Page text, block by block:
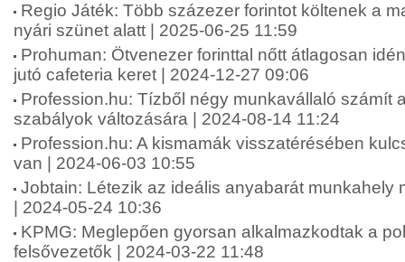
Regio Játék: Több százezer forintot költenek a
nyári szünet alatt | 2025-06-25 11:59
Prohuman: Ötvenezer forinttal nőtt átlagosan
jutó cafeteria keret | 2024-12-27 09:06
Profession.hu: Tízből négy munkavállaló számít
szabályok változására | 2024-08-14 11:24
Profession.hu: A kismamák visszatérésében
van | 2024-06-03 10:55
Jobtain: Létezik az ideális anyabarát munkahely
| 2024-05-24 10:36
KPMG: Meglepően gyorsan alkalmazkodtak a
felsővezetők | 2024-03-22 11:48